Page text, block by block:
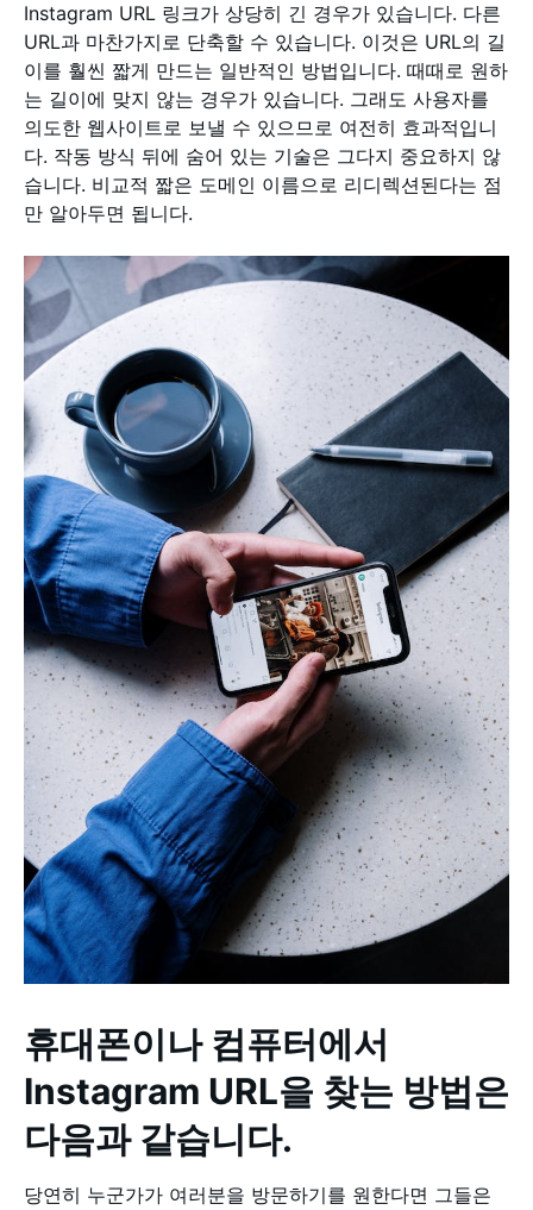
Instagram URL 링크가 상당히 긴 경우가 있습니다. 다른
URL과 마찬가지로 단축할 수 있습니다. 이것은 URL의 길
이를 훨씬 짧게 만드는 일반적인 방법입니다. 때때로 원하
는 길이에 맞지 않는 경우가 있습니다. 그래도 사용자를
의도한 웹사이트로 보낼 수 있으므로 여전히 효과적입니
다. 작동 방식 뒤에 숨어 있는 기술은 그다지 중요하지 않
습니다. 비교적 짧은 도메인 이름으로 리디렉션된다는 점
만 알아두면 됩니다.
휴대폰이나 컴퓨터에서
Instagram URL을 찾는 방법은
다음과 같습니다.
당연히 누군가가 여러분을 방문하기를 원한다면 그들은